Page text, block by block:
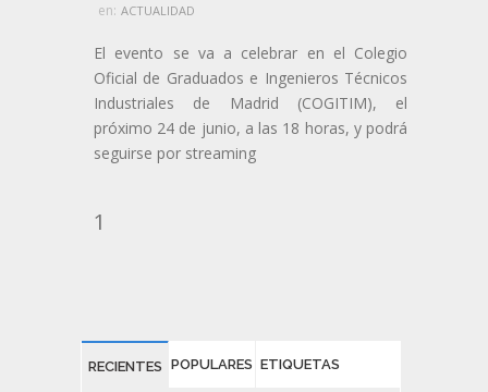
en: ACTUALIDAD
El evento se va a celebrar en el Colegio
Oficial de Graduados e Ingenieros Técnicos
Industriales de Madrid (COGITIM), el
próximo 24 de junio, a las 18 horas, y podrá
seguirse por streaming
1
RECIENTES POPULARES ETIQUETAS